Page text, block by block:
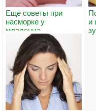
Еще советы при
насморке у
младенца.
и